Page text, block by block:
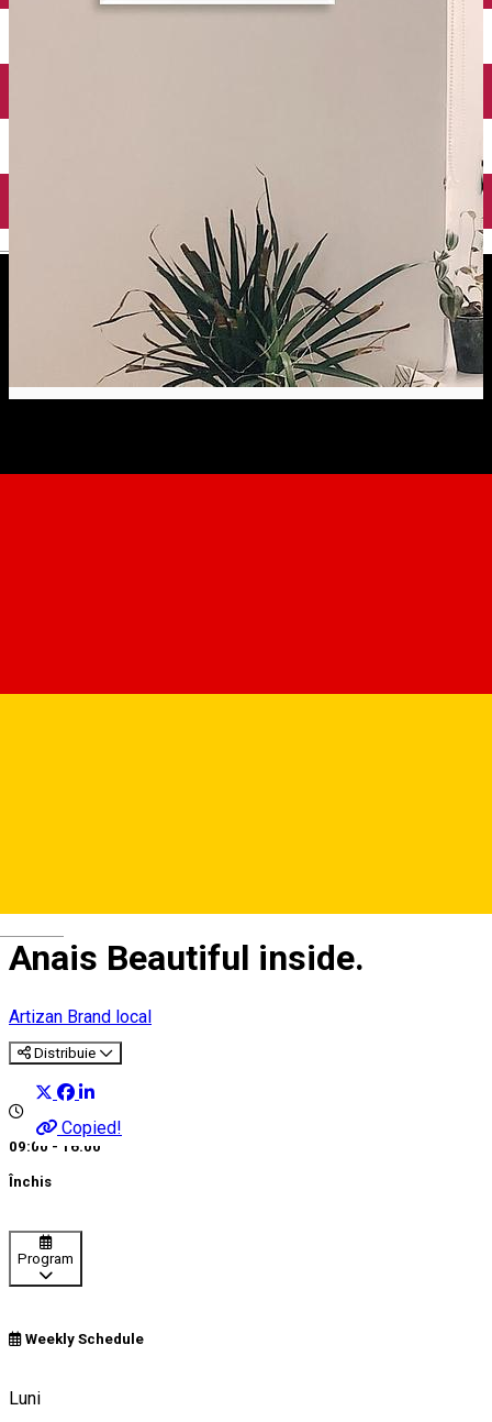
Anais Beautiful inside.
Artizan Brand local
Distribuie
Copied!
09:00 - 16:00
Închis
Program
Weekly Schedule
Luni
Sibiu, Romania